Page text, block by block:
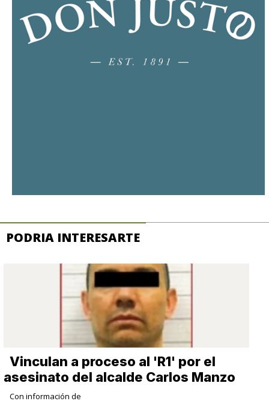
PODRIA INTERESARTE
Vinculan a proceso al 'R1' por el
asesinato del alcalde Carlos Manzo
Con información de